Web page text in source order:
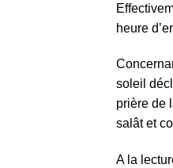
heure
soleil
prière de
salât et
A la